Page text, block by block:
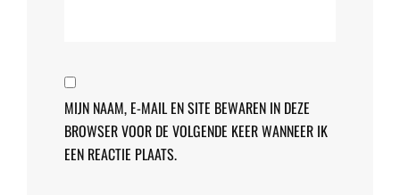
MIJN NAAM, E-MAIL EN SITE BEWAREN IN DEZE
BROWSER VOOR DE VOLGENDE KEER WANNEER IK
EEN REACTIE PLAATS.